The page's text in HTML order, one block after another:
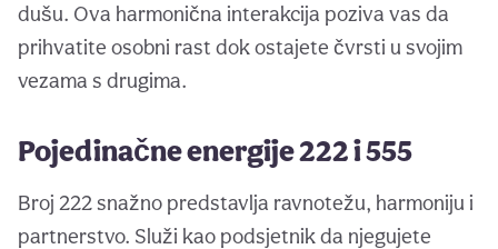
dušu. Ova harmonična interakcija poziva vas da
prihvatite osobni rast dok ostajete čvrsti u svojim
vezama s drugima.
Pojedinačne energije 222 i 555
Broj 222 snažno predstavlja ravnotežu, harmoniju i
partnerstvo. Služi kao podsjetnik da njegujete